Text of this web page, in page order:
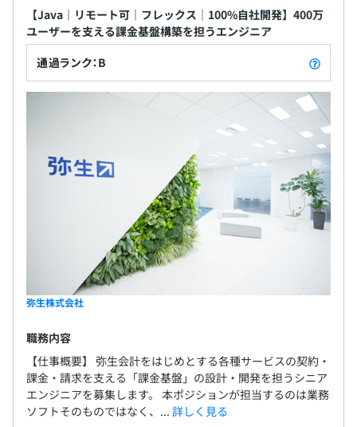
【Java｜リモート可｜フレックス｜100%自社開発】400万
ユーザーを支える課金基盤構築を担うエンジニア
通過ランク：B
弥生株式会社
職務内容
【仕事概要】 弥生会計をはじめとする各種サービスの契約・
課金・請求を支える「課金基盤」の設計・開発を担うシニア
エンジニアを募集します。 本ポジションが担当するのは業務
ソフトそのものではなく、... 詳しく見る